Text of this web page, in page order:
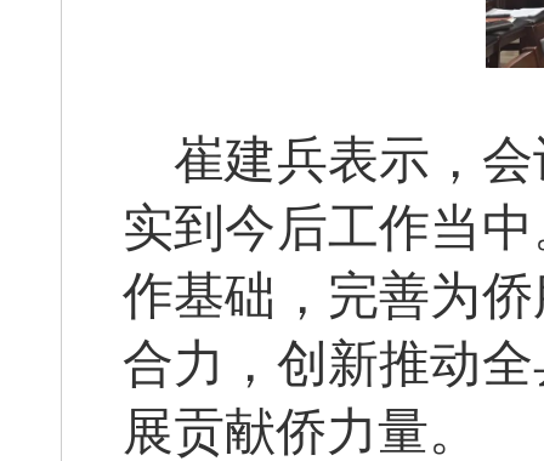
崔建兵表示，
实到今后工作当
作基础，完善为
合力，创新推动
展贡献侨力量。